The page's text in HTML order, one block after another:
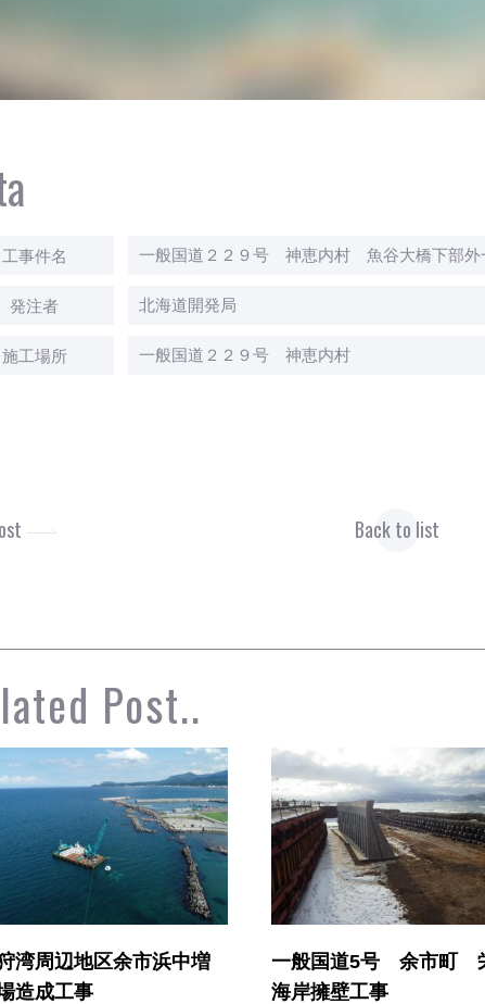
工事件名 一般国道２２９号 神恵内村 魚谷大橋下部外
発注者 北海道開発局
施工場所 一般国道２２９号 神恵内村
Back to list
Post..
般国道5号 余市町 栄町
岸擁壁工事
一般国道229号泊村茅
撤去工事